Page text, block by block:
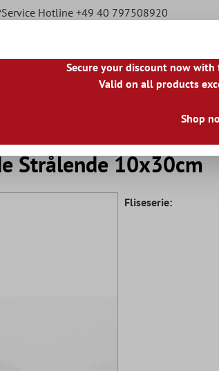
Service Hotline +49 40 797508920
PT|FI|GR |RO|NO|HU|
Terrasse Fliser
Strålende 10x30cm
Fliseserie:
Secure your discount now with
Valid on all products
Shop